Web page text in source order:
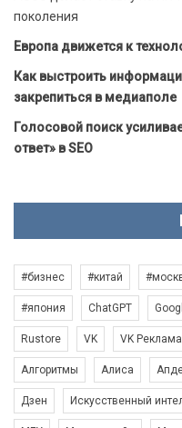
поколения
Европа движется к
Как выстроить
закрепиться в медиаполе
Голосовой поиск
ответ» в SEO
#бизнес #китай
#япония ChatGPT
Rustore VK VK Реклама
Алгоритмы Алиса
Дзен Искусственный